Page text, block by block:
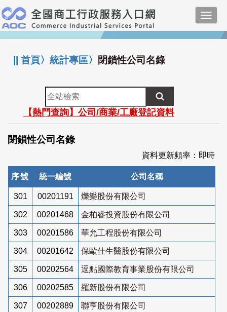
跳
到
主
要
:::
||首頁〉統計專區〉 閉鎖性公司名錄
全
站
檢
索
【熱門查詢】公司/商業/工廠登記資料
閉鎖性公司名錄
資料更新頻率：即時
序號 統一編號 公司名稱
301 00201191 爍樂股份有限公司
302 00201468 金柏睿投資股份有限公司
303 00201586 華允工程股份有限公司
304 00201642 保歐仕生醫股份有限公司
305 00202564 逗點國際教育事業股份有限公司
306 00202585 羅新股份有限公司
307 00202889 聯亨股份有限公司